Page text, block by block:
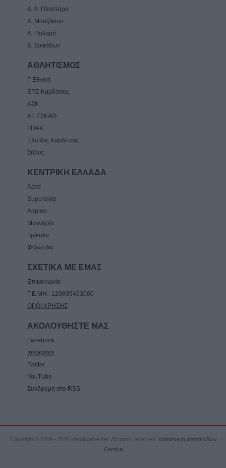
Δ. Λ. Πλαστήρα
Δ. Μουζάκιου
Δ. Παλαμά
Δ. Σοφάδων
ΑΘΛΗΤΙΣΜΟΣ
Γ Εθνική
ΕΠΣ Καρδίτσας
ΑΣΚ
Α1 ΕΣΚΑΘ
ΣΠΑΚ
Ελπίδες Καρδίτσας
Στίβος
ΚΕΝΤΡΙΚΗ ΕΛΛΑΔΑ
Άρτα
Ευρυτανία
Λάρισα
Μαγνησία
Τρίκαλα
Φθιώτιδα
ΣΧΕΤΙΚΑ ΜΕ ΕΜΑΣ
Επικοινωνία
Γ.Ε.ΜΗ.: 129895403000
ΟΡΟΙ ΧΡΗΣΗΣ
ΑΚΟΛΟΥΘΗΣΤΕ ΜΑΣ
Facebook
Instagram
Twitter
YouTube
Συνδρομή στο RSS
Copyright © 2009 - 2026 Karditsalive.net. All rights reserved.
Κατασκευή ιστοσελίδων
Centiva